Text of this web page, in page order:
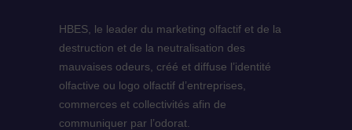
HBES, le leader du marketing olfactif et de la
destruction et de la neutralisation des
mauvaises odeurs, créé et diffuse l’identité
olfactive ou logo olfactif d’entreprises,
commerces et collectivités afin de
communiquer par l’odorat.